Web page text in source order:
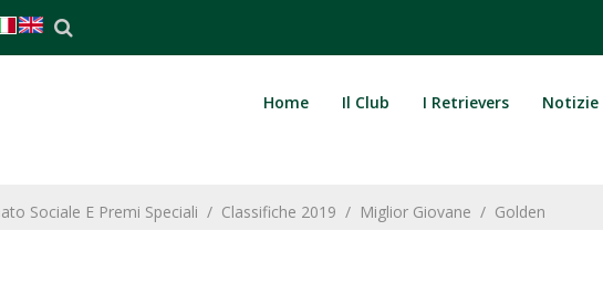
Home Il Club I Retrievers Notizie
Sociale E Premi Speciali / Classifiche 2019 / Miglior Giovane / Golden